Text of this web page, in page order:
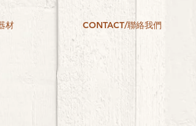
材 CONTACT/聯絡我們